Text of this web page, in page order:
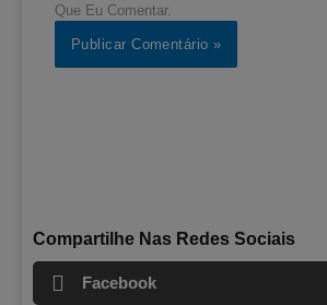
Que Eu Comentar.
Compartilhe Nas Redes Sociais
Facebook